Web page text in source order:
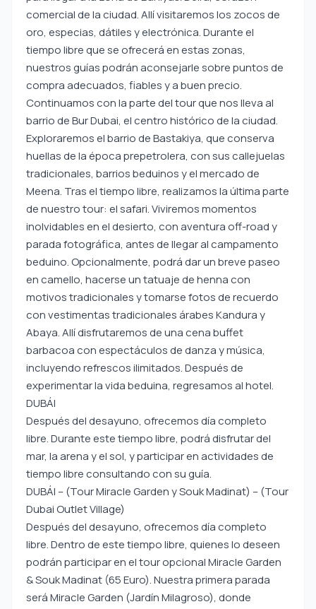
comercial de la ciudad. Allí visitaremos los zocos de
oro, especias, dátiles y electrónica. Durante el
tiempo libre que se ofrecerá en estas zonas,
nuestros guías podrán aconsejarle sobre puntos de
compra adecuados, fiables y a buen precio.
Continuamos con la parte del tour que nos lleva al
barrio de Bur Dubai, el centro histórico de la ciudad.
Exploraremos el barrio de Bastakiya, que conserva
huellas de la época prepetrolera, con sus callejuelas
tradicionales, barrios beduinos y el mercado de
Meena. Tras el tiempo libre, realizamos la última parte
de nuestro tour: el safari. Viviremos momentos
inolvidables en el desierto, con aventura off-road y
parada fotográfica, antes de llegar al campamento
beduino. Opcionalmente, podrá dar un breve paseo
en camello, hacerse un tatuaje de henna con
motivos tradicionales y tomarse fotos de recuerdo
con vestimentas tradicionales árabes Kandura y
Abaya. Allí disfrutaremos de una cena buffet
barbacoa con espectáculos de danza y música,
incluyendo refrescos ilimitados. Después de
experimentar la vida beduina, regresamos al hotel.
DUBÁI
Después del desayuno, ofrecemos día completo
libre. Durante este tiempo libre, podrá disfrutar del
mar, la arena y el sol, y participar en actividades de
tiempo libre consultando con su guía.
DUBÁI – (Tour Miracle Garden y Souk Madinat) – (Tour
Dubai Outlet Village)
Después del desayuno, ofrecemos día completo
libre. Dentro de este tiempo libre, quienes lo deseen
podrán participar en el tour opcional Miracle Garden
& Souk Madinat (65 Euro). Nuestra primera parada
será Miracle Garden (Jardín Milagroso), donde